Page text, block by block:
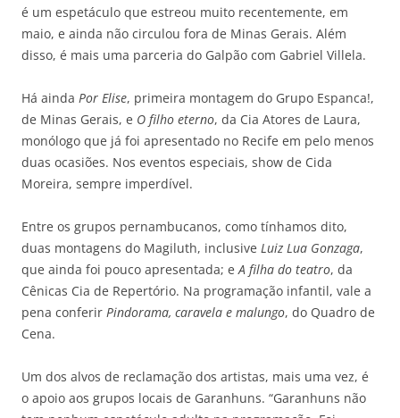
é um espetáculo que estreou muito recentemente, em
maio, e ainda não circulou fora de Minas Gerais. Além
disso, é mais uma parceria do Galpão com Gabriel Villela.
Há ainda Por Elise, primeira montagem do Grupo Espanca!,
de Minas Gerais, e O filho eterno, da Cia Atores de Laura,
monólogo que já foi apresentado no Recife em pelo menos
duas ocasiões. Nos eventos especiais, show de Cida
Moreira, sempre imperdível.
Entre os grupos pernambucanos, como tínhamos dito,
duas montagens do Magiluth, inclusive Luiz Lua Gonzaga,
que ainda foi pouco apresentada; eA filha do teatro, da
Cênicas Cia de Repertório. Na programação infantil, vale a
pena conferir Pindorama, caravela e malungo, do Quadro de
Cena.
Um dos alvos de reclamação dos artistas, mais uma vez, é
o apoio aos grupos locais de Garanhuns. “Garanhuns não